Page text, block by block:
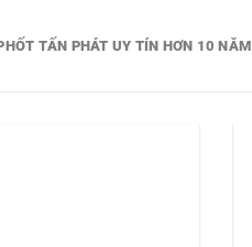
TẤN PHÁT UY TÍN HƠN 10 NĂM